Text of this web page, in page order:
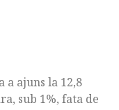
a ajuns la 12,8
sub 1%, fata de